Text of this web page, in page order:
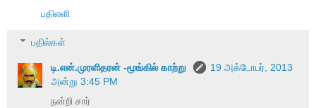
பதிலளி
பதில்கள்
டி.என்.முரளிதரன் -மூங்கில் காற்று
19 அக்டோபர், 2013
அன்று 3:45 PM
நன்றி சார்